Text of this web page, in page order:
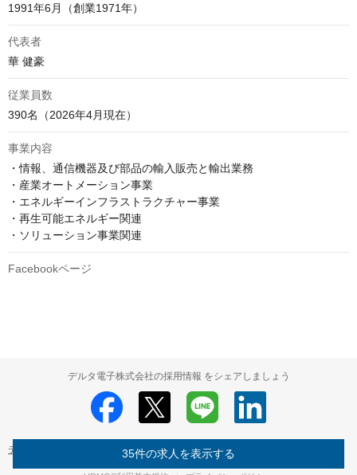
35件の求人を表示する
代表者
華 健豪
従業員数
390名（2026年4月現在）​
事業内容
・情報、通信機器及び部品の輸入販売と輸出業務
・産業オートメーション事業
・エネルギーインフラストラクチャー事業
・再生可能エネルギー関連
・ソリューション事業関連
Facebookページ
デルタ電子株式会社の採用情報 をシェアしましょう
デルタ電子株式会社 デルタ電子株式会社 の採用情報